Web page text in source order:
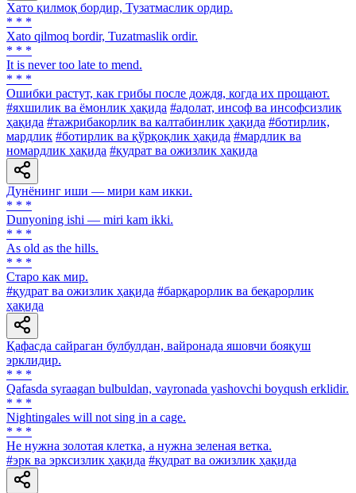
Хато қилмоқ бордир, Тузатмаслик ордир.
* * *
Xato qilmoq bordir, Tuzatmaslik ordir.
* * *
It is never too late to mend.
* * *
Ошибки растут, как грибы после дождя, когда их прощают.
#яхшилик ва ёмонлик ҳақида #адолат, инсоф ва инсофсизлик
ҳақида #тажрибакорлик ва калтабинлик ҳақида #ботирлик,
мардлик #ботирлик ва қўрқоқлик ҳақида #мардлик ва
номардлик ҳақида #қудрат ва ожизлик ҳақида
Дунёнинг иши — мири кам икки.
* * *
Dunyoning ishi — miri kam ikki.
* * *
As old as the hills.
* * *
Старо как мир.
#қудрат ва ожизлик ҳақида #барқарорлик ва беқарорлик
ҳақида
Қафасда сайраган булбулдан, вайронада яшовчи бояқуш
эрклидир.
* * *
Qafasda syraagan bulbuldan, vayronada yashovchi boyqush erklidir.
* * *
Nightingales will not sing in a cage.
* * *
He нужна золотая клетка, а нужна зеленая ветка.
#эрк ва эрксизлик ҳақида #қудрат ва ожизлик ҳақида